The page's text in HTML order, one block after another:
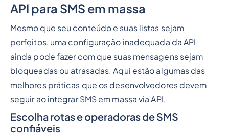
API para SMS em massa
Mesmo que seu conteúdo e suas listas sejam
perfeitos, uma configuração inadequada da API
ainda pode fazer com que suas mensagens sejam
bloqueadas ou atrasadas. Aqui estão algumas das
melhores práticas que os desenvolvedores devem
seguir ao integrar SMS em massa via API.
Escolha rotas e operadoras de SMS
confiáveis